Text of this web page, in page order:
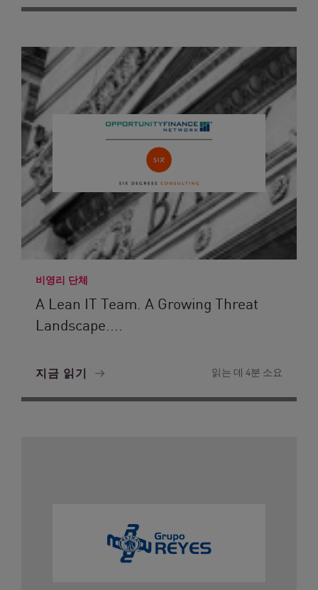
비영리 단체
A Lean IT Team. A Growing Threat
Landscape....
지금 읽기 읽는 데 4분 소요